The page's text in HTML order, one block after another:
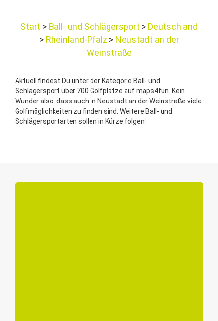
Start Ball- und Schlägersport
Deutschland
Rheinland-Pfalz
Neustadt an der
Weinstraße
Aktuell findest Du unter der Kategorie Ball- und
Schlägersport über 700 Golfplätze auf maps4fun. Kein
Wunder also, dass auch in Neustadt an der Weinstraße viele
Golfmöglichkeiten zu finden sind. Weitere Ball- und
Schlägersportarten sollen in Kürze folgen!